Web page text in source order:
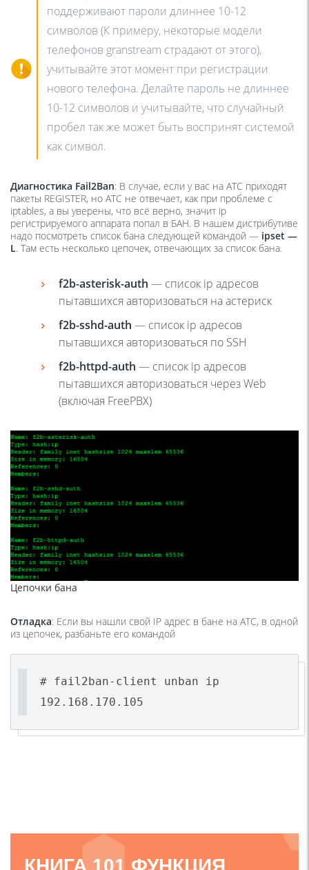
поддерживают пароли длиннее 10-12
символов (К примеру, некоторые модели
телефонов granstream страдают от этого),
учитывайте этот момент при регистрации
нового телефона. Делайте пароль не длиннее
10-12 символов и учитывайте, что случайный
пробел так же может быть воспринят системой
как символ.
Диагностика Fail2Ban: В случае, если у вас на АТС приходят
пакеты REGISTER, но АТС не отвечает, как при проблеме с
iptables, а вы уверены, что всё верно, значит ip
регистрируемого аппарата попал в БАН. В нашем дистрибутиве
надо посмотреть список бана следующей командой — ipset —
L. Там есть несколько цепочек, отвечающих за список бана.
f2b-asterisk-auth — список ip адресов
пытавшихся авторизоваться на астериск
f2b-sshd-auth — список ip адресов
пытавшихся авторизоваться по SSH
f2b-httpd-auth — список ip адресов
пытавшихся авторизоваться через Web
(включая FreePBX)
Цепочки бана
Отладка: Если вы нашли свой IP адрес в бане на АТС, в одной
из цепочек, разбаньте его командой
# fail2ban-client unban ip
192.168.170.105
КНИГА 101 ФУНКЦИЯ